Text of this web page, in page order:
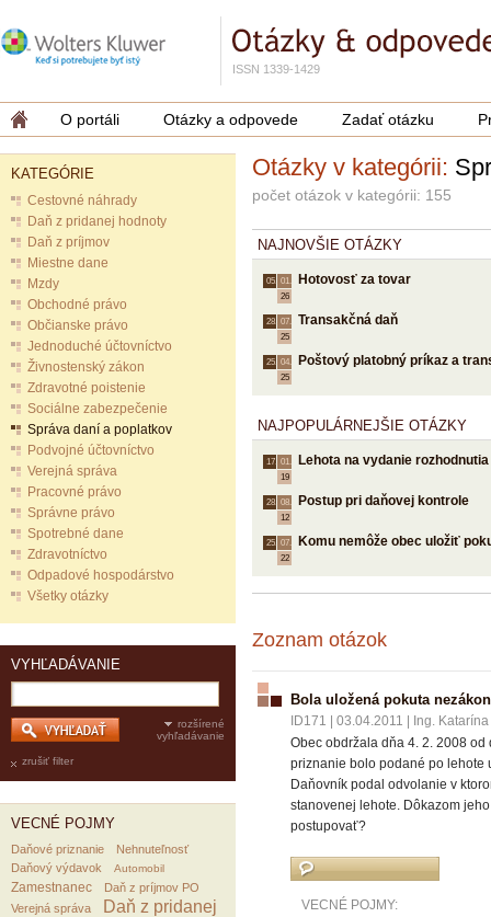
ISSN 1339-1429
O portáli Otázky a odpovede Zadať otázku
KATEGÓRIE
Cestovné náhrady
Daň z pridanej hodnoty
Daň z príjmov
Miestne dane
Mzdy
Obchodné právo
Občianske právo
Jednoduché účtovníctvo
Živnostenský zákon
Zdravotné poistenie
Sociálne zabezpečenie
Správa daní a poplatkov
Podvojné účtovníctvo
Verejná správa
Pracovné právo
Správne právo
Spotrebné dane
Zdravotníctvo
Odpadové hospodárstvo
Všetky otázky
VYHĽADÁVANIE
rozšírené
vyhľadávanie
zrušiť filter
VECNÉ POJMY
Daňové priznanie
Nehnuteľnosť
Daňový výdavok
Automobil
Zamestnanec
Daň z príjmov PO
Verejná správa
Daň z pridanej
Otázky v kategórii:
počet otázok v kategórii: 155
NAJNOVŠIE OTÁZKY
05. 01.
26
Hotovosť za tovar
28. 07.
25
Transakčná daň
25. 04.
25
Poštový platobný príkaz a
NAJPOPULÁRNEJŠIE OTÁZKY
17. 01.
19
Lehota na vydanie rozhodnutia
28. 08.
12
Postup pri daňovej kontrole
25. 07.
22
Komu nemôže obec uložiť
Zoznam otázok
Bola uložená pokuta
ID171 03.04.2011
Ing.
Obec obdržala dňa 4. 2. 2008
priznanie bolo podané po lehote
Daňovník podal odvolanie v
stanovenej lehote. Dôkazom
postupovať?
VECNÉ POJMY: